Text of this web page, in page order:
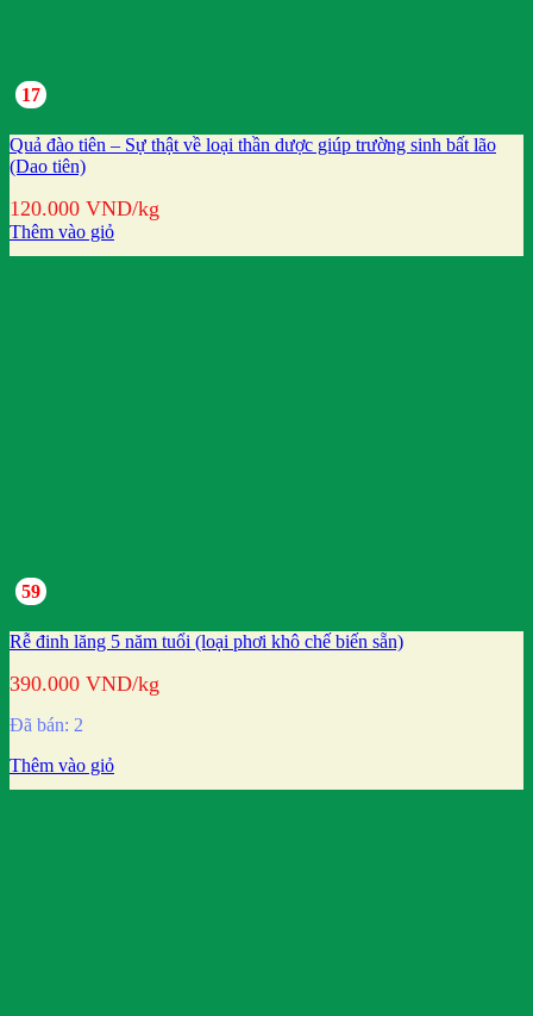
17
Quả đào tiên – Sự thật về loại thần dược giúp trường sinh bất lão
(Dao tiên)
120.000 VND/kg
Thêm vào giỏ
59
Rễ đinh lăng 5 năm tuổi (loại phơi khô chế biến sẵn)
390.000 VND/kg
Đã bán: 2
Thêm vào giỏ